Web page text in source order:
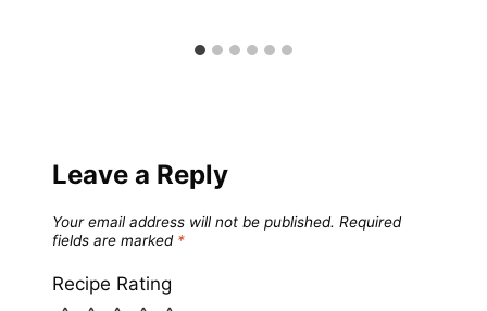
Leave a Reply
Your email address will not be published. Required
fields are marked *
Recipe Rating